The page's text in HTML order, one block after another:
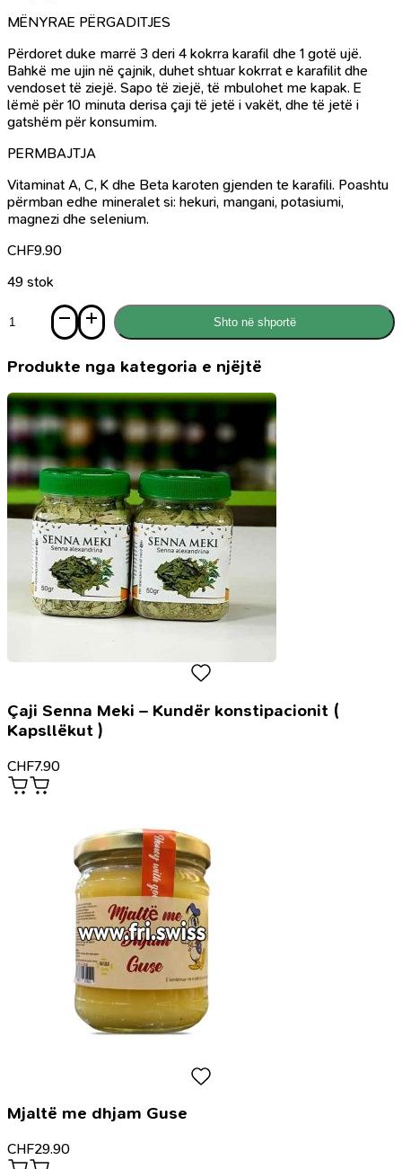
MËNYRAE PËRGADITJES
Përdoret duke marrë 3 deri 4 kokrra karafil dhe 1 gotë ujë.
Bahkë me ujin në çajnik, duhet shtuar kokrrat e karafilit dhe
vendoset të ziejë. Sapo të ziejë, të mbulohet me kapak. E
lëmë për 10 minuta derisa çaji të jetë i vakët, dhe të jetë i
gatshëm për konsumim.
PERMBAJTJA
Vitaminat A, C, K dhe Beta karoten gjenden te karafili. Poashtu
përmban edhe mineralet si: hekuri, mangani, potasiumi,
magnezi dhe selenium.
CHF9.90
49 stok
Kokrra
Shto në shportë
Produkte nga kategoria e njëjtë
Çaji Senna Meki – Kundër konstipacionit (
Kapsllëkut )
CHF7.90
Mjaltë me dhjam Guse
CHF29.90